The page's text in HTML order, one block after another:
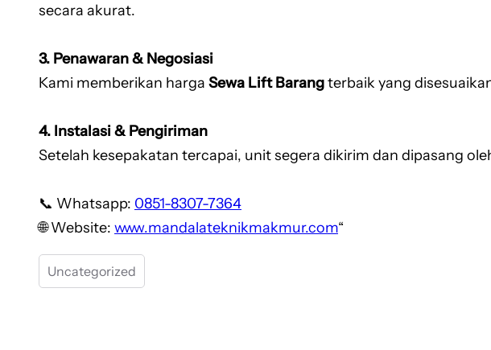
secara akurat.
3. Penawaran & Negosiasi
Kami memberikan harga Sewa Lift Barangterbaik yang
4. Instalasi & Pengiriman
Setelah kesepakatan tercapai, unit segera dikirim dan dipasang
📞 Whatsapp: 0851-8307-7364
🌐 Website: www.mandalateknikmakmur.com“
Uncategorized